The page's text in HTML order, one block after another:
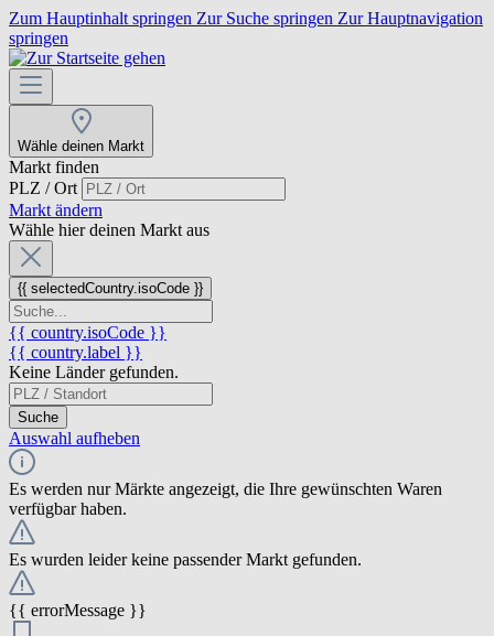
Zum Hauptinhalt springen Zur Suche springen Zur Hauptnavigation
springen
Wähle deinen Markt
Markt finden
PLZ / Ort
Markt ändern
Wähle hier deinen Markt aus
{{ selectedCountry.isoCode }}
{{ country.isoCode }}
{{ country.label }}
Keine Länder gefunden.
Suche
Auswahl aufheben
Es werden nur Märkte angezeigt, die Ihre gewünschten Waren
verfügbar haben.
Es wurden leider keine passender Markt gefunden.
{{ errorMessage }}